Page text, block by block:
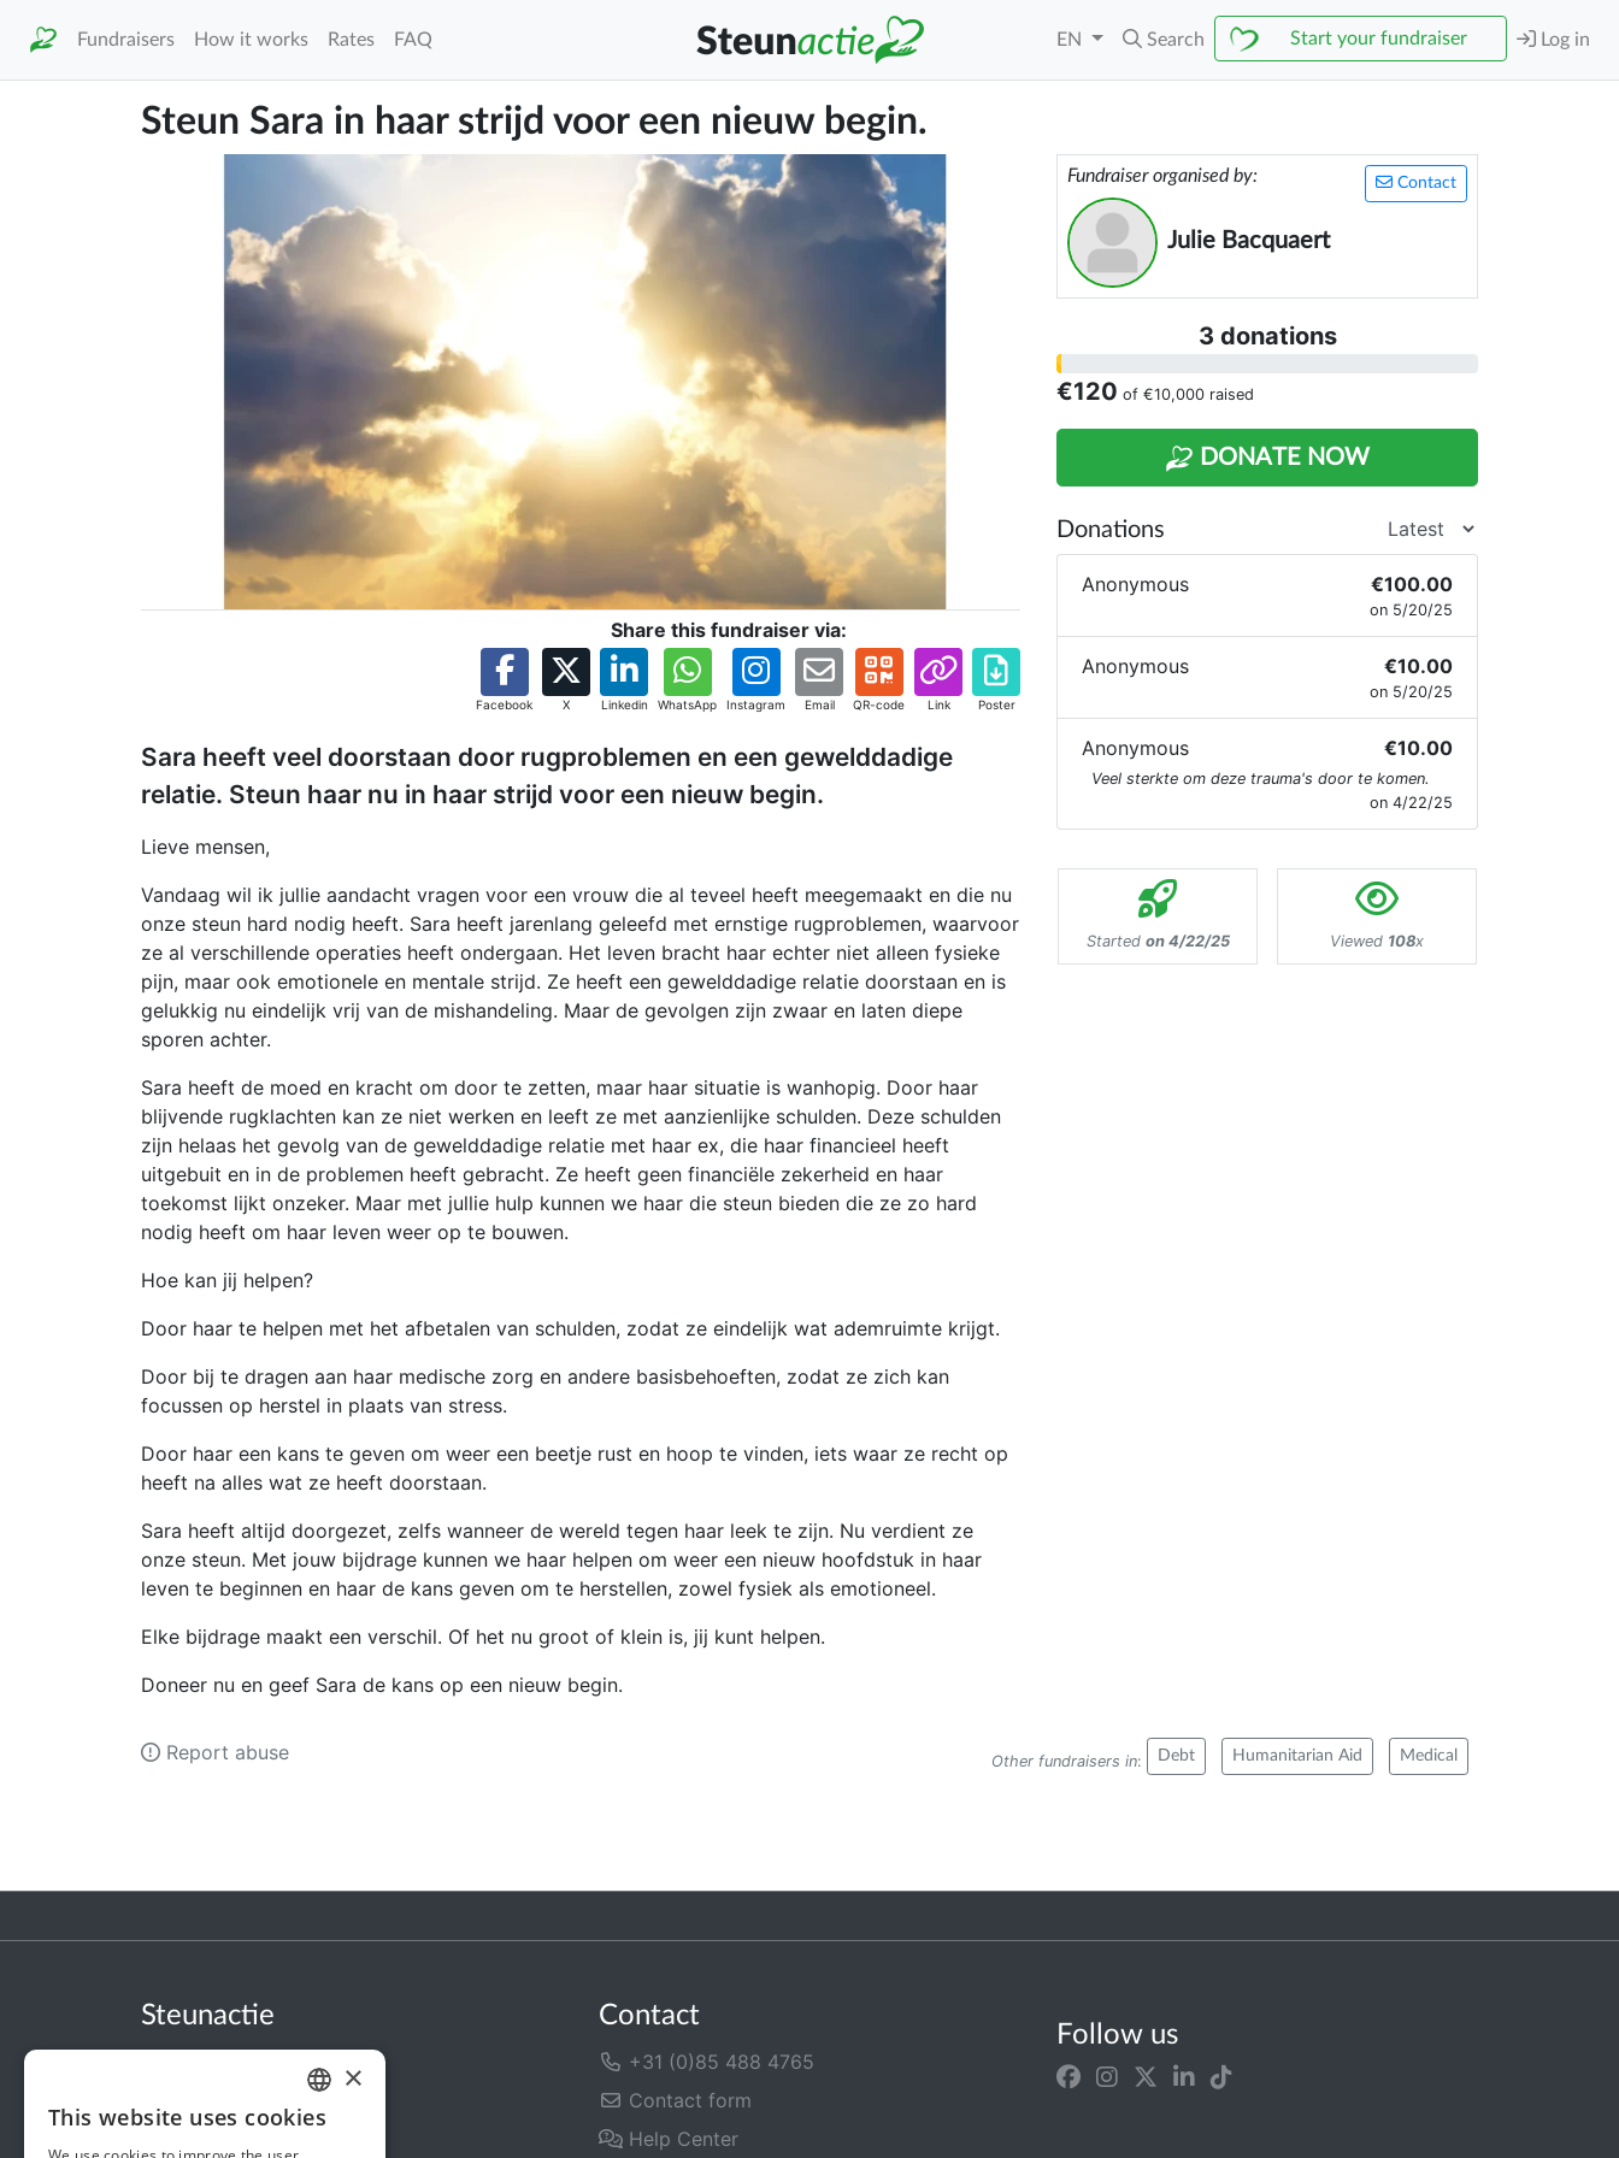
Fundraisers How it works Rates FAQ EN Search Start your fundraiser Log in
Steun Sara in haar strijd voor een nieuw begin.
Share this fundraiser via:
Facebook X Linkedin WhatsApp Instagram Email QR-code Link Poster
Sara heeft veel doorstaan door rugproblemen en een gewelddadige
relatie. Steun haar nu in haar strijd voor een nieuw begin.
Lieve mensen,
Vandaag wil ik jullie aandacht vragen voor een vrouw die al teveel heeft meegemaakt en die nu
onze steun hard nodig heeft. Sara heeft jarenlang geleefd met ernstige rugproblemen, waarvoor
ze al verschillende operaties heeft ondergaan. Het leven bracht haar echter niet alleen fysieke
pijn, maar ook emotionele en mentale strijd. Ze heeft een gewelddadige relatie doorstaan en is
gelukkig nu eindelijk vrij van de mishandeling. Maar de gevolgen zijn zwaar en laten diepe
sporen achter.
Sara heeft de moed en kracht om door te zetten, maar haar situatie is wanhopig. Door haar
blijvende rugklachten kan ze niet werken en leeft ze met aanzienlijke schulden. Deze schulden
zijn helaas het gevolg van de gewelddadige relatie met haar ex, die haar financieel heeft
uitgebuit en in de problemen heeft gebracht. Ze heeft geen financiële zekerheid en haar
toekomst lijkt onzeker. Maar met jullie hulp kunnen we haar die steun bieden die ze zo hard
nodig heeft om haar leven weer op te bouwen.
Hoe kan jij helpen?
Door haar te helpen met het afbetalen van schulden, zodat ze eindelijk wat ademruimte krijgt.
Door bij te dragen aan haar medische zorg en andere basisbehoeften, zodat ze zich kan
focussen op herstel in plaats van stress.
Door haar een kans te geven om weer een beetje rust en hoop te vinden, iets waar ze recht op
heeft na alles wat ze heeft doorstaan.
Sara heeft altijd doorgezet, zelfs wanneer de wereld tegen haar leek te zijn. Nu verdient ze
onze steun. Met jouw bijdrage kunnen we haar helpen om weer een nieuw hoofdstuk in haar
leven te beginnen en haar de kans geven om te herstellen, zowel fysiek als emotioneel.
Elke bijdrage maakt een verschil. Of het nu groot of klein is, jij kunt helpen.
Doneer nu en geef Sara de kans op een nieuw begin.
Contact
Fundraiser organised by:
Julie Bacquaert
3 donations
€120 of €10,000 raised
DONATE NOW
Donations
Anonymous €100.00
on 5/20/25
Anonymous €10.00
on 5/20/25
Anonymous €10.00
Veel sterkte om deze trauma's door te komen.
on 4/22/25
Started on 4/22/25 Viewed 108x
Other fundraisers in: Debt Humanitarian Aid Medical
Report abuse
Steunactie Contact
+31 (0)85 488 4765
Contact form
Help Center
Follow us
DUTCH
×
This website uses cookies